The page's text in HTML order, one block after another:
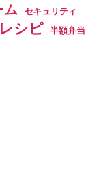
ム セキュリティ
レシピ 半額弁当